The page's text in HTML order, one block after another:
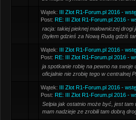
Wątek: III Zlot R1-Forum.pl 2016 -
Post: RE: III Zlot R1-Forum.pl 2016 -
racja: takiej pieknej malowniczej drogi
(byłem gdzieś za Nową Rudą gdziś
Wątek: III Zlot R1-Forum.pl 2016 -
Post: RE: III Zlot R1-Forum.pl 2016 -
ja spotkanie robię na pewno na
oficjalnie nie zrobię tego w centralnej
Wątek: III Zlot R1-Forum.pl 2016 -
Post: RE: III Zlot R1-Forum.pl 2016 -
Selpia jak ostatnio może być, jest
mam nadzieje ze zrobili tam dobrą